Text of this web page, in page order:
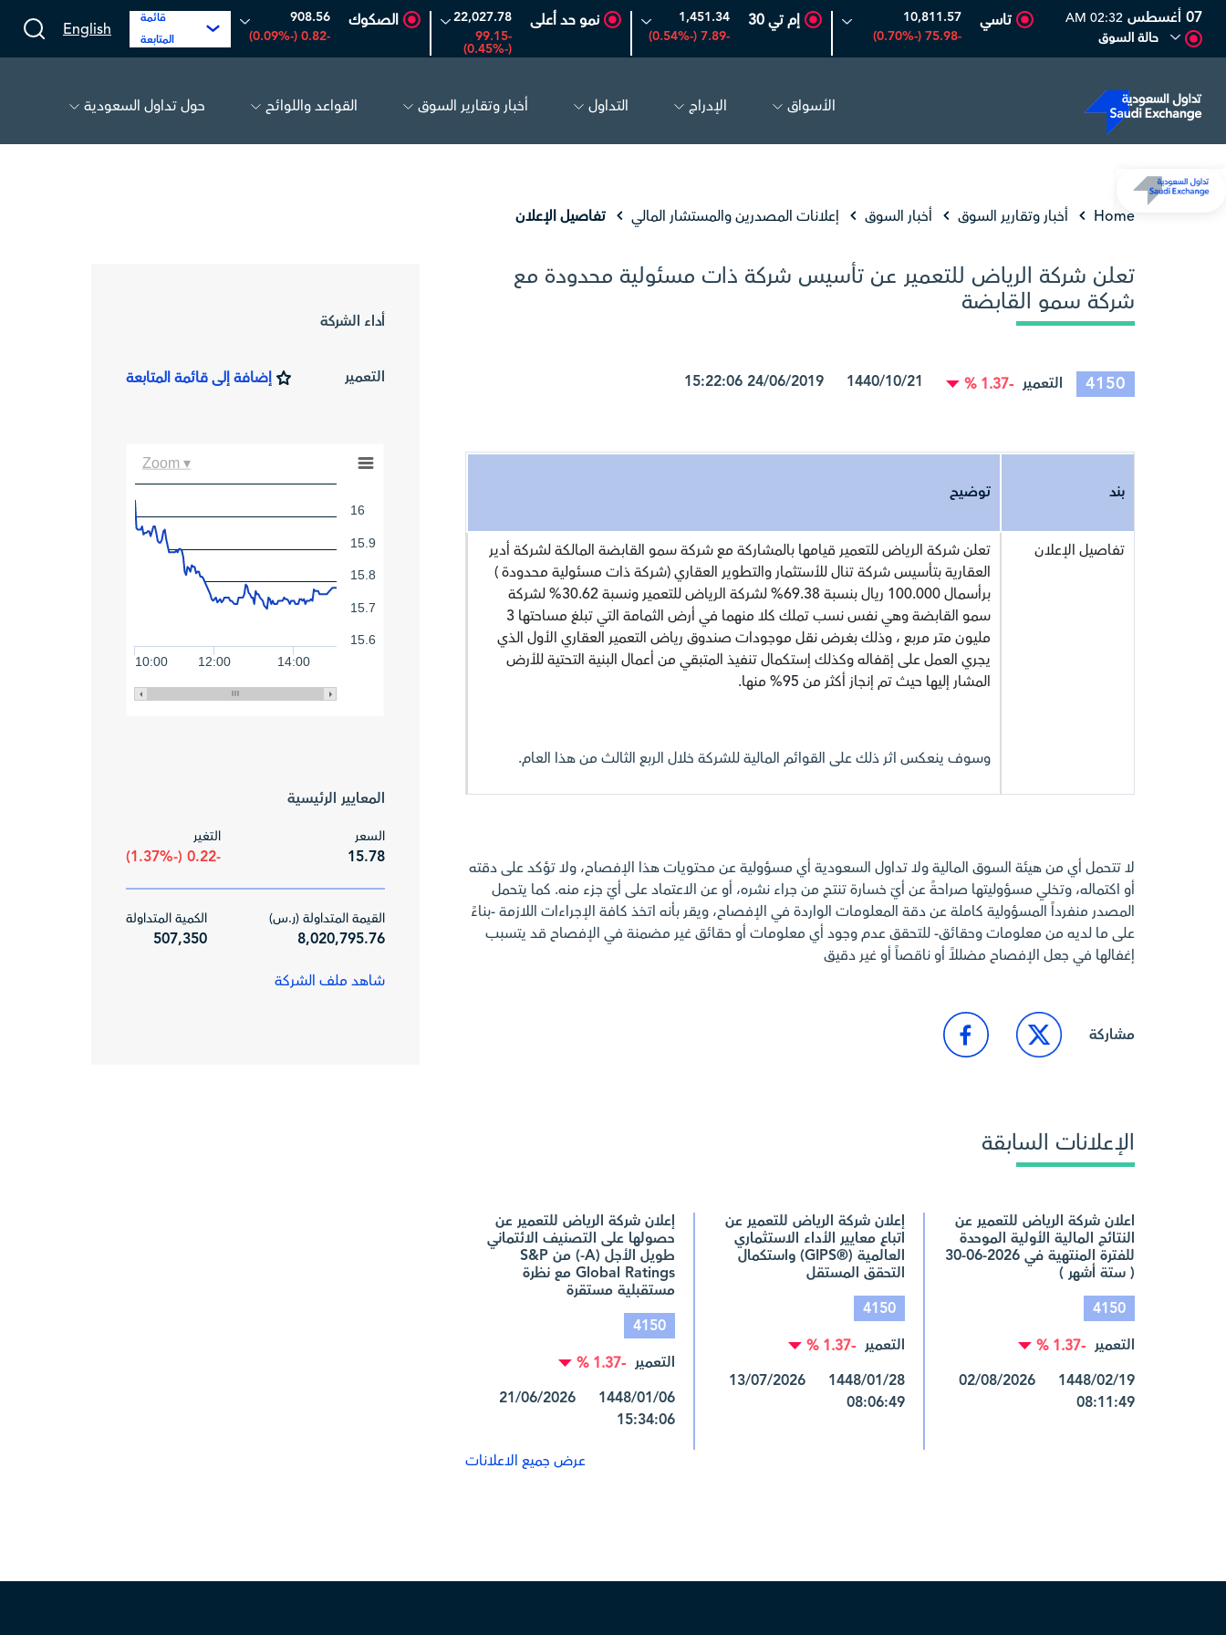
أرامكو السعودية
07 أغسطس
02:32 AM
حالة السوق
تاسي
10,811.57
-75.98 (-0.70%)
إم تي 30
1,451.34
-7.89 (-0.54%)
نمو حد أعلى
22,027.78
-99.15
(-0.45%)
الصكوك
908.56
-0.82 (-0.09%)
قائمة
المتابعة
English
الأسواق الإدراج التداول أخبار وتقارير السوق القواعد واللوائح حول تداول السعودية
Home أخبار وتقارير السوق أخبار السوق إعلانات المصدرين والمستشار المالي تفاصيل الإعلان
تعلن شركة الرياض للتعمير عن تأسيس شركة ذات مسئولية محدودة مع
شركة سمو القابضة
4150 التعمير -1.37 %
1440/10/21 24/06/2019 15:22:06
بند توضيح
تفاصيل الإعلان
تعلن شركة الرياض للتعمير قيامها بالمشاركة مع شركة سمو القابضة المالكة لشركة أدير
العقارية بتأسيس شركة تنال للأستثمار والتطوير العقاري (شركة ذات مسئولية محدودة )
برأسمال 100.000 ريال بنسبة 69.38% لشركة الرياض للتعمير ونسبة 30.62% لشركة
سمو القابضة وهي نفس نسب تملك كلا منهما في أرض الثمامة التي تبلغ مساحتها 3
مليون متر مربع ، وذلك بغرض نقل موجودات صندوق رياض التعمير العقاري الأول الذي
يجري العمل على إقفاله وكذلك إستكمال تنفيذ المتبقي من أعمال البنية التحتية للأرض
المشار إليها حيث تم إنجاز أكثر من 95% منها.
وسوف ينعكس اثر ذلك على القوائم المالية للشركة خلال الربع الثالث من هذا العام.
لا تتحمل أي من هيئة السوق المالية ولا تداول السعودية أي مسؤولية عن محتويات هذا الإفصاح، ولا تؤكد على دقته
أو اكتماله، وتخلي مسؤوليتها صراحةً عن أيّ خسارة تنتج من جراء نشره، أو عن الاعتماد على أيّ جزء منه. كما يتحمل
المصدر منفرداً المسؤولية كاملة عن دقة المعلومات الواردة في الإفصاح، ويقر بأنه اتخذ كافة الإجراءات اللازمة -بناءً
على ما لديه من معلومات وحقائق- للتحقق عدم وجود أي معلومات أو حقائق غير مضمنة في الإفصاح قد يتسبب
إغفالها في جعل الإفصاح مضللاً أو ناقصاً أو غير دقيق
مشاركة
الإعلانات السابقة
اعلان شركة الرياض للتعمير عن
النتائج المالية الأولية الموحدة
للفترة المنتهية في 2026-06-30
( ستة أشهر )
4150
التعمير -1.37 %
1448/02/19 02/08/2026
08:11:49
إعلان شركة الرياض للتعمير عن
اتباع معايير الأداء الاستثماري
العالمية (®GIPS) واستكمال
التحقق المستقل
4150
التعمير -1.37 %
1448/01/28 13/07/2026
08:06:49
إعلان شركة الرياض للتعمير عن
حصولها على التصنيف الائتماني
طويل الأجل (A-) من S&P
Global Ratings مع نظرة
مستقبلية مستقرة
4150
التعمير -1.37 %
1448/01/06 21/06/2026
15:34:06
عرض جميع الاعلانات
أداء الشركة
التعمير إضافة إلى قائمة المتابعة
12:00 14:00
10:00
15.7
15.8
15.9
16
15.6
Zoom ▾
المعايير الرئيسية
السعر
15.78
التغير
-0.22 (-1.37%)
القيمة المتداولة (ر.س)
8,020,795.76
الكمية المتداولة
507,350
شاهد ملف الشركة